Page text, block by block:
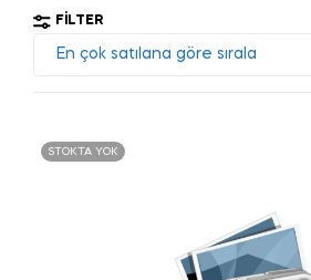
FILTER
STOKTA YOK